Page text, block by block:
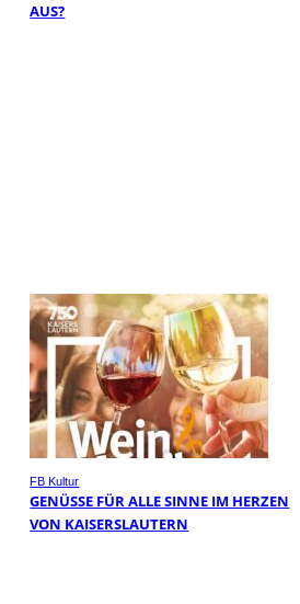
AUS?
FB Kultur
GENÜSSE FÜR ALLE SINNE IM HERZEN
VON KAISERSLAUTERN